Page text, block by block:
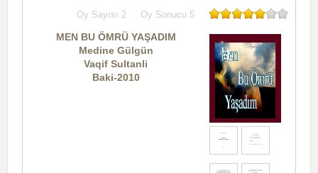
Oy Sayısı 2 Oy Sonucu 5
MEN BU ÖMRÜ YAŞADIM
Medine Gülgün
Vaqif Sultanli
Baki-2010